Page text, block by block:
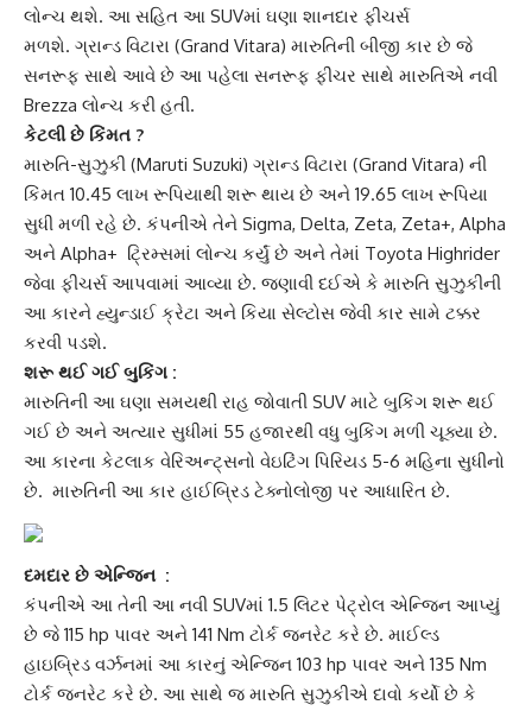
લોન્ચ થશે. આ સહિત આ SUVમાં ઘણા શાનદાર ફીચર્સ
મળશે. ગ્રાન્ડ વિટારા (Grand Vitara) મારુતિની બીજી કાર છે જે
સનરૂફ સાથે આવે છે આ પહેલા સનરૂફ ફીચર સાથે મારુતિએ નવી
Brezza લોન્ચ કરી હતી.
કેટલી છે કિંમત ?
મારુતિ-સુઝુકી (Maruti Suzuki) ગ્રાન્ડ વિટારા (Grand Vitara) ની
કિંમત 10.45 લાખ રૂપિયાથી શરૂ થાય છે અને 19.65 લાખ રૂપિયા
સુધી મળી રહે છે. કંપનીએ તેને Sigma, Delta, Zeta, Zeta+, Alpha
અને Alpha+ ટ્રિમ્સમાં લોન્ચ કર્યું છે અને તેમાં Toyota Highrider
જેવા ફીચર્સ આપવામાં આવ્યા છે. જણાવી દઈએ કે મારુતિ સુઝુકીની
આ કારને હ્યુન્ડાઈ ક્રેટા અને કિયા સેલ્ટોસ જેવી કાર સામે ટક્કર
કરવી પડશે.
શરૂ થઈ ગઈ બુકિંગ :
મારુતિની આ ઘણા સમયથી રાહ જોવાતી SUV માટે બુકિંગ શરૂ થઈ
ગઈ છે અને અત્યાર સુધીમાં 55 હજારથી વધુ બુકિંગ મળી ચૂક્યા છે.
આ કારના કેટલાક વેરિઅન્ટ્સનો વેઇટિંગ પિરિયડ 5-6 મહિના સુધીનો
છે. મારુતિની આ કાર હાઈબ્રિડ ટેક્નોલોજી પર આધારિત છે.
દમદાર છે એન્જિન :
કંપનીએ આ તેની આ નવી SUVમાં 1.5 લિટર પેટ્રોલ એન્જિન આપ્યું
છે જે 115 hp પાવર અને 141 Nm ટોર્ક જનરેટ કરે છે. માઈલ્ડ
હાઇબ્રિડ વર્ઝનમાં આ કારનું એન્જિન 103 hp પાવર અને 135 Nm
ટોર્ક જનરેટ કરે છે. આ સાથે જ મારુતિ સુઝુકીએ દાવો કર્યો છે કે